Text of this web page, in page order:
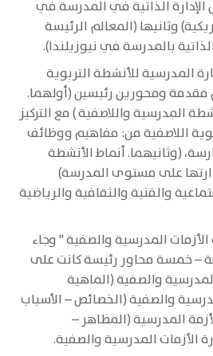
الإدارة الذاتية في المدرسة في
وثانيها (المعالم الرئيسة
بالمدرسة في نيوزيلندا).
المدرسية للأنشطة التربوية
مقدمة ومحورين رئيسين (أولهما.
المدرسية واللاصفية ) مع التركيز
اللاصفية من: مفاهيم ووظائف
(وثانيهما. أنماط الأنشطة
على مستوى المدرسة)
والفنية والثقافية والرياضية
المدرسية والصفية " وجاء
– خمسة محاور رئيسة كانت على
المدرسية والصفية (الماهية
والصفية (الخصائص – الأسباب
المدرسية (المظاهر –
الأزمات المدرسية والصفية.